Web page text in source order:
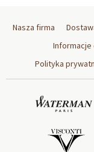
Nasza firma
Informacje
Polityka